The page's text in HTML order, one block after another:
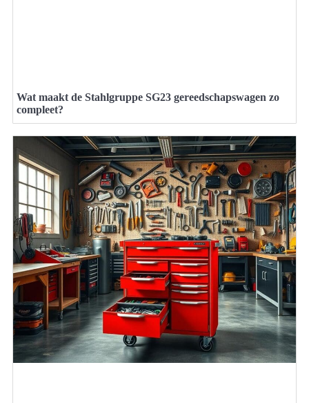
Wat maakt de Stahlgruppe SG23 gereedschapswagen zo
compleet?